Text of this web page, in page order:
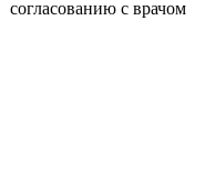
согласованию с врачом